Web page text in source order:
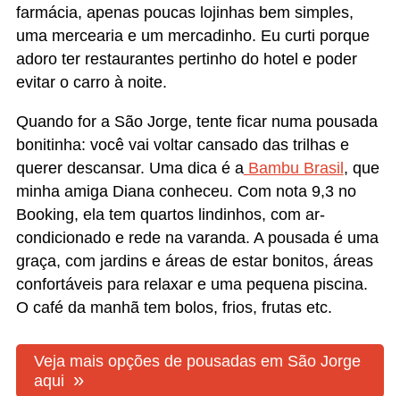
Nos hospedamos na Pousada Águas de Março. O
café da manhã era gostoso, mas eu não voltaria a
me hospedar lá. O quarto do meu pai recebia toda
ameaçou ir embora é que se comprometeram a
não ligar mais a sauna.
Há três tipos de quarto duplo e optei pelo mais
barato, acreditando nas fotos do site. Uma
decepção. As fotos são de uma ala um pouco mais
nova, mas também mal cuidada.
O nosso quarto, da ala mais velha, tinha um
banheiro bem feio, com cortina no box curta e
banho. A pia, minúscula, era fora do banheiro, ao
lado da cama. O azulejo do banheiro só ia até